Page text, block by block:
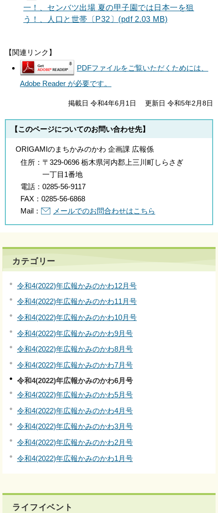
一！、センバツ出場 夏の甲子園では日本一を狙
う！、人口と世帯〔P32〕(pdf 2.03 MB)
【関連リンク】
PDFファイルをご覧いただくためには、
Adobe Reader が必要です。
掲載日 令和4年6月1日 更新日 令和5年2月8日
【このページについてのお問い合わせ先】
ORIGAMIのまちかみのかわ 企画課 広報係
住所： 〒329-0696 栃木県河内郡上三川町しらさぎ
一丁目1番地
電話： 0285-56-9117
FAX： 0285-56-6868
Mail：
メールでのお問合わせはこちら
カテゴリー
令和4(2022)年広報かみのかわ12月号
令和4(2022)年広報かみのかわ11月号
令和4(2022)年広報かみのかわ10月号
令和4(2022)年広報かみのかわ9月号
令和4(2022)年広報かみのかわ8月号
令和4(2022)年広報かみのかわ7月号
令和4(2022)年広報かみのかわ6月号
令和4(2022)年広報かみのかわ5月号
令和4(2022)年広報かみのかわ4月号
令和4(2022)年広報かみのかわ3月号
令和4(2022)年広報かみのかわ2月号
令和4(2022)年広報かみのかわ1月号
ライフイベント